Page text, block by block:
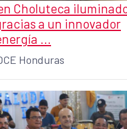
Choluteca
a un innovador
...
Honduras